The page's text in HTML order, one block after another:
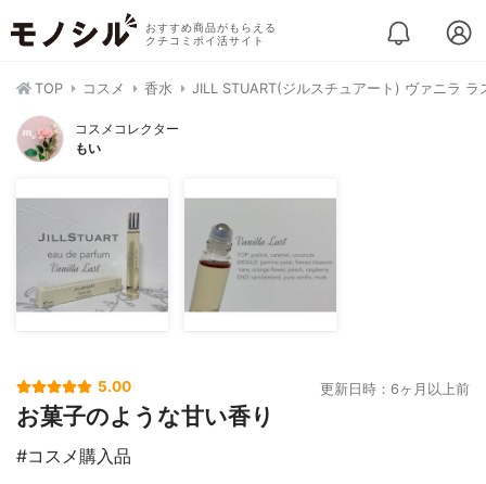
おすすめ商品がもらえる
クチコミポイ活サイト
TOP コスメ 香水 JILL STUART(ジルスチュアート) ヴァニラ
コスメコレクター
もい
5.00 更新日時：6ヶ月以上前
お菓子のような甘い香り
#コスメ購入品